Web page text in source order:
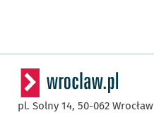
pl. Solny 14, 50-062 Wrocław